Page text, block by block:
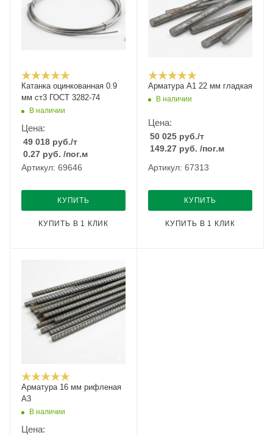
Катанка оцинкованная 0.9
мм ст3 ГОСТ 3282-74
В наличии
Цена:
49 018 руб./т
0.27 руб. /пог.м
Артикул: 69646
КУПИТЬ
КУПИТЬ В 1 КЛИК
Арматура А1 22 мм гладкая
В наличии
Цена:
50 025 руб./т
149.27 руб. /пог.м
Артикул: 67313
КУПИТЬ
КУПИТЬ В 1 КЛИК
Арматура 16 мм рифленая
А3
В наличии
Цена: